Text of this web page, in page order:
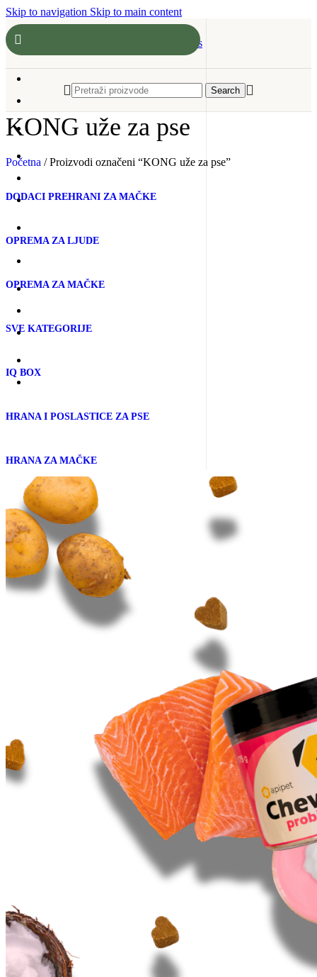
Skip to navigation Skip to main content
Search
KONG uže za pse
Početna / Proizvodi označeni “KONG uže za pse”
DODACI PREHRANI ZA MAČKE
OPREMA ZA LJUDE
OPREMA ZA MAČKE
SVE KATEGORIJE
IQ BOX
HRANA I POSLASTICE ZA PSE
HRANA ZA MAČKE